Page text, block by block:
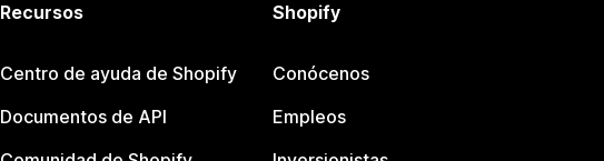
Recursos
Centro de ayuda de Shopify
Documentos de API
Shopify
Conócenos
Empleos